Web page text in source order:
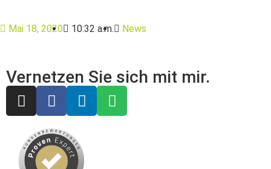
Mai 18, 2020 10:32 a.m. News
Vernetzen Sie sich mit mir.